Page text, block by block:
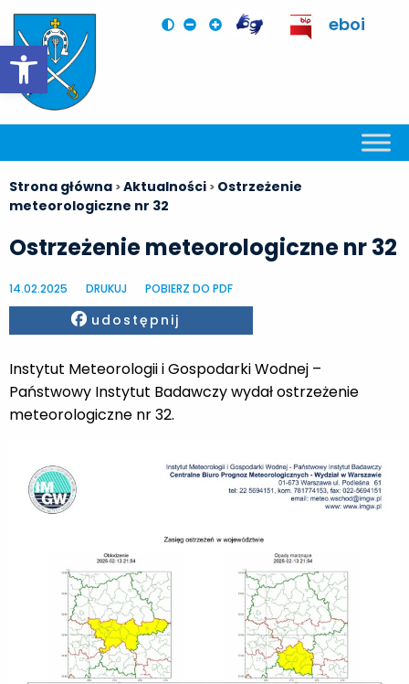
Otwórz pasek narzędzi
eboi
Strona główna >Aktualności > Ostrzeżenie
meteorologiczne nr 32
Ostrzeżenie meteorologiczne nr 32
14.02.2025 DRUKUJ POBIERZ DO PDF
Facebook
udostępnij
Instytut Meteorologii i Gospodarki Wodnej –
Państwowy Instytut Badawczy wydał ostrzeżenie
meteorologiczne nr 32.